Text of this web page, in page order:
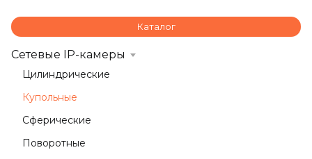
Каталог
Сетевые IP-камеры
Цилиндрические
Купольные
Сферические
Поворотные